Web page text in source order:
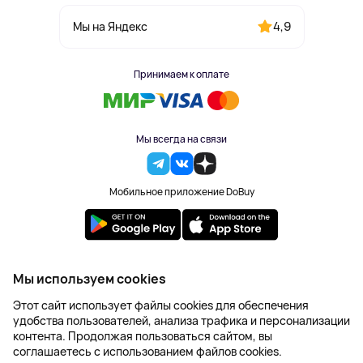
Мы на Яндекс 4,9
Принимаем к оплате
Мы всегда на связи
Мобильное приложение DoBuy
2023-2026 © DoBuy. Все права защищены
Правила обработки персональных данных
Пользовательское соглашение
Оферта
Создание сайта – NetLab
Мы используем cookies
Этот сайт использует файлы cookies для обеспечения
удобства пользователей, анализа трафика и персонализации
контента. Продолжая пользоваться сайтом, вы
соглашаетесь с использованием файлов cookies.